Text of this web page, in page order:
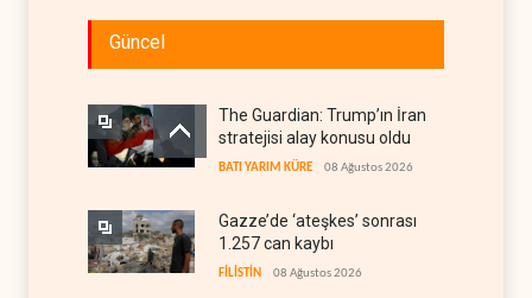
Güncel
The Guardian: Trump’ın İran
stratejisi alay konusu oldu
BATI YARIM KÜRE 08 Ağustos 2026
Gazze’de ‘ateşkes’ sonrası
1.257 can kaybı
FİLİSTİN 08 Ağustos 2026